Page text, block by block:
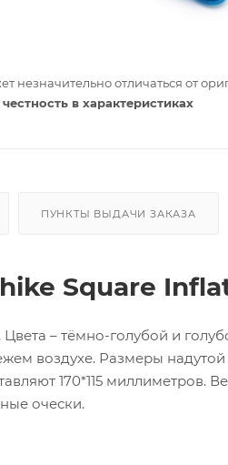
незначительно отличаться от
в характеристиках
ПУНКТЫ ВЫДАЧИ ЗАКАЗА
Square
– тёмно-голубой и
воздухе. Размеры
170*115 миллиметров.
очески.